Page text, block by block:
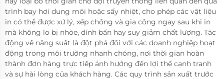
trình bay hơi dung môi hoặc sấy nhiệt, cho phép các vật liệu
in có thể được xử lý, xếp chồng và gia công ngay sau khi in
mà không lo bị nhòe, dính bẩn hay suy giảm chất lượng. Tác
động về năng suất là đột phá đối với các doanh nghiệp hoạt
động trong môi trường nhanh chóng, nơi thời gian hoàn
thành đơn hàng trực tiếp ảnh hưởng đến lợi thế cạnh tranh
và sự hài lòng của khách hàng. Các quy trình sản xuất trước